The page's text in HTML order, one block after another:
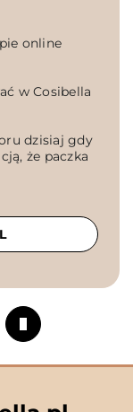
online
w Cosibella
dzisiaj gdy
że paczka